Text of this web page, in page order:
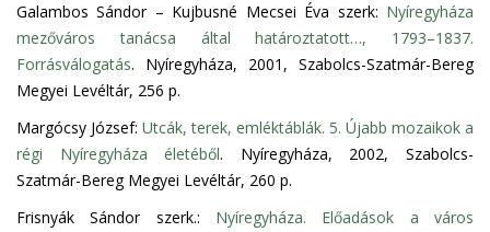
Galambos Sándor – Kujbusné Mecsei Éva szerk: Nyíregyháza
mezőváros tanácsa által határoztatott…, 1793–1837.
Forrásválogatás. Nyíregyháza, 2001, Szabolcs-Szatmár-Bereg
Megyei Levéltár, 256 p.
Margócsy József: Utcák, terek, emléktáblák. 5. Újabb mozaikok a
régi Nyíregyháza életéből. Nyíregyháza, 2002, Szabolcs-
Szatmár-Bereg Megyei Levéltár, 260 p.
Frisnyák Sándor szerk.: Nyíregyháza. Előadások a város